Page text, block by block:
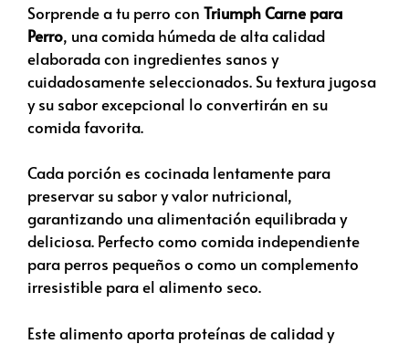
Sorprende a tu perro con Triumph Carne para
Perro, una comida húmeda de alta calidad
elaborada con ingredientes sanos y
cuidadosamente seleccionados. Su textura jugosa
y su sabor excepcional lo convertirán en su
comida favorita.
Cada porción es cocinada lentamente para
preservar su sabor y valor nutricional,
garantizando una alimentación equilibrada y
deliciosa. Perfecto como comida independiente
para perros pequeños o como un complemento
irresistible para el alimento seco.
Este alimento aporta proteínas de calidad y